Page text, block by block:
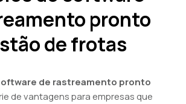
pronto
de frotas
de rastreamento pronto
de vantagens para empresas que